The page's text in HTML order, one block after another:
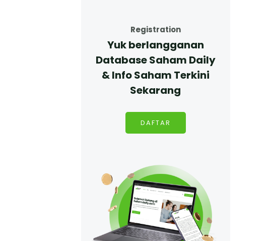
Registration
Yuk berlangganan
Database Saham Daily
& Info Saham Terkini
Sekarang
DAFTAR